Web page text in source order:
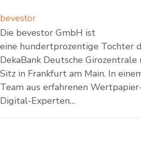
bevestor
Die bevestor GmbH ist
eine hundertprozentige Tochter
DekaBank Deutsche Girozentrale
Sitz in Frankfurt am Main. In
Team aus erfahrenen
Digital-Experten…